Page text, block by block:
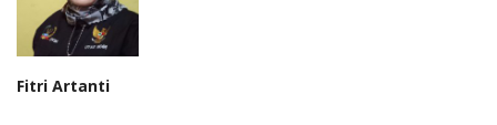
Fitri Artanti